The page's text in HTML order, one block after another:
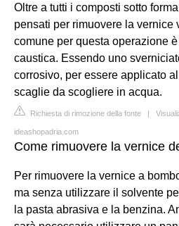
Oltre a tutti i composti sotto
pensati per rimuovere la vernice
comune per questa operazione
caustica. Essendo uno
corrosivo, per essere applicato
scaglie da scogliere in acqua.
Richiesta di rimozione della fonte |
ideashopadria.com
Come rimuovere la vernice
Per rimuovere la vernice a
ma senza utilizzare il solvente
la pasta abrasiva e la benzina.